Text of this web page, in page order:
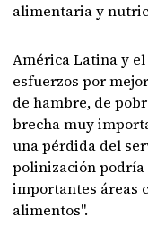
alimentaria y
América Latina y
esfuerzos por
de hambre, de
brecha muy
una pérdida del
polinización podría
importantes áreas
alimentos".